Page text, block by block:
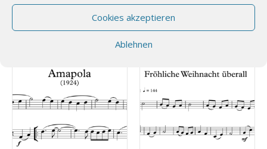
Cookies akzeptieren
Ablehnen